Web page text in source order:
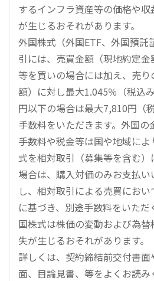
するインフラ資産等の価格や
が生じるおそれがあります。
外国株式（外国ETF、外国預託
引には、売買金額（現地約定
等を買いの場合には加え、売
額）に対し最大1.045％（税込
円以下の場合は最大7,810円（
手数料をいただきます。外国
手数料や税金等は国や地域に
式を相対取引（募集等を含む）
場合は、購入対価のみお支払い
し、相対取引による売買にお
に基づき、別途手数料をいた
国株式は株価の変動および為
失が生じるおそれがあります。
詳しくは、契約締結前交付書
面、目論見書、等をよくお読み